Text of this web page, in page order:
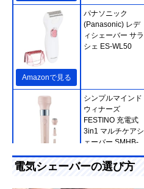
Amazonで見る
パナソニック
(Panasonic) レデ
ィシェーバー サラ
シェ ES-WL50
Amazonで見る
シンプルマインド
ウィナーズ
FESTINO 充電式
3in1 マルチケアシ
ェーバー SMHB-
電気シェーバーの選び方